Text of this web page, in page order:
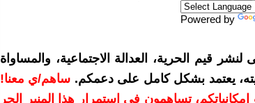
Powered by
قيم الحرية، العدالة الاجتماعية، والمساواة
يعتمد بشكل كامل على دعمكم. ساهم/ي معنا!
حسب إمكانياتكم، تساهمون في استمرار هذا المنبر الحر